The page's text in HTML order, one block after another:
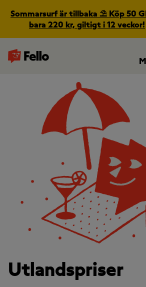
Sommarsurf är tillbaka ⛱️ Köp 50
bara 220 kr, giltigt i 12 veckor!
Utlandspriser